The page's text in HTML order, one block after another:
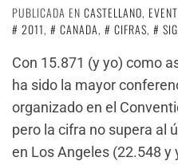
PUBLICADA EN CASTELLANO,
2011, CANADA, CIFRAS,
Con 15.871 (y yo) como
ha sido la mayor
organizado en el
pero la cifra no supera al
en Los Angeles (22.548 y